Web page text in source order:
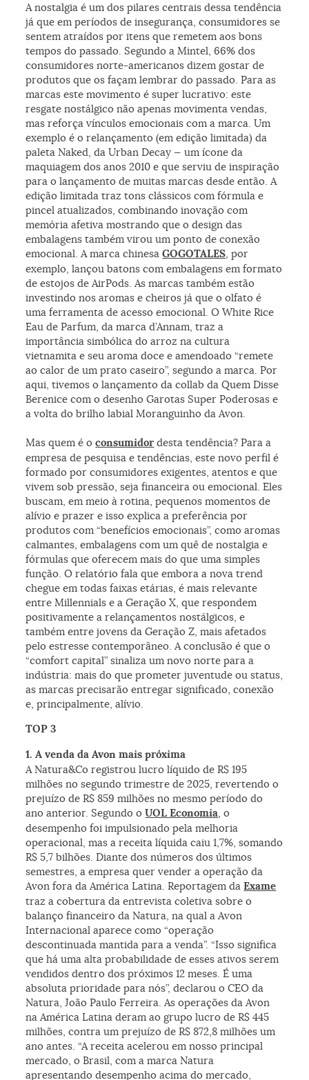
A nostalgia é um dos pilares centrais dessa tendência
já que em períodos de insegurança, consumidores se
sentem atraídos por itens que remetem aos bons
tempos do passado. Segundo a Mintel, 66% dos
consumidores norte-americanos dizem gostar de
produtos que os façam lembrar do passado. Para as
marcas este movimento é super lucrativo: este
resgate nostálgico não apenas movimenta vendas,
mas reforça vínculos emocionais com a marca. Um
exemplo é o relançamento (em edição limitada) da
paleta Naked, da Urban Decay — um ícone da
maquiagem dos anos 2010 e que serviu de inspiração
para o lançamento de muitas marcas desde então. A
edição limitada traz tons clássicos com fórmula e
pincel atualizados, combinando inovação com
memória afetiva mostrando que o design das
embalagens também virou um ponto de conexão
emocional. A marca chinesaGOGOTALES, por
exemplo, lançou batons com embalagens em formato
de estojos de AirPods. As marcas também estão
investindo nos aromas e cheiros já que o olfato é
uma ferramenta de acesso emocional. O White Rice
Eau de Parfum, da marca d’Annam, traz a
importância simbólica do arroz na cultura
vietnamita e seu aroma doce e amendoado “remete
ao calor de um prato caseiro”, segundo a marca. Por
aqui, tivemos o lançamento da collab da Quem Disse
Berenice com o desenho Garotas Super Poderosas e
a volta do brilho labial Moranguinho da Avon.
Mas quem é oconsumidor desta tendência? Para a
empresa de pesquisa e tendências, este novo perfil é
formado por consumidores exigentes, atentos e que
vivem sob pressão, seja financeira ou emocional. Eles
buscam, em meio à rotina, pequenos momentos de
alívio e prazer e isso explica a preferência por
produtos com “benefícios emocionais”, como aromas
calmantes, embalagens com um quê de nostalgia e
fórmulas que oferecem mais do que uma simples
função. O relatório fala que embora a nova trend
chegue em todas faixas etárias, é mais relevante
entre Millennials e a Geração X, que respondem
positivamente a relançamentos nostálgicos, e
também entre jovens da Geração Z, mais afetados
pelo estresse contemporâneo. A conclusão é que o
“comfort capital” sinaliza um novo norte para a
indústria: mais do que prometer juventude ou status,
as marcas precisarão entregar significado, conexão
e, principalmente, alívio.
TOP 3
1. A venda da Avon mais próxima
A Natura&Co registrou lucro líquido de R$ 195
milhões no segundo trimestre de 2025, revertendo o
prejuízo de R$ 859 milhões no mesmo período do
ano anterior. Segundo oUOL Economia, o
desempenho foi impulsionado pela melhoria
operacional, mas a receita líquida caiu 1,7%, somando
R$ 5,7 bilhões. Diante dos números dos últimos
semestres, a empresa quer vender a operação da
Avon fora da América Latina. Reportagem daExame
traz a cobertura da entrevista coletiva sobre o
balanço financeiro da Natura, na qual a Avon
Internacional aparece como “operação
descontinuada mantida para a venda”. “Isso significa
que há uma alta probabilidade de esses ativos serem
vendidos dentro dos próximos 12 meses. É uma
absoluta prioridade para nós”, declarou o CEO da
Natura, João Paulo Ferreira. As operações da Avon
na América Latina deram ao grupo lucro de R$ 445
milhões, contra um prejuízo de R$ 872,8 milhões um
ano antes. “A receita acelerou em nosso principal
mercado, o Brasil, com a marca Natura
apresentando desempenho acima do mercado,